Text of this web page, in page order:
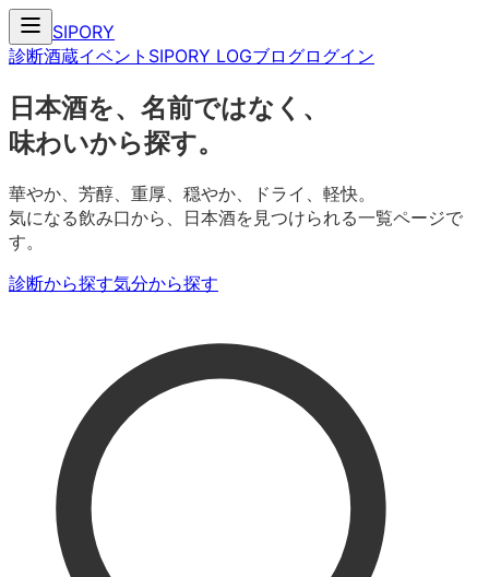
SIPORY
診断酒蔵イベント SIPORY LOGブログログイン
日本酒を、名前ではなく、
味わいから探す。
華やか、芳醇、重厚、穏やか、ドライ、軽快。
気になる飲み口から、日本酒を見つけられる一覧ページで
す。
診断から探す気分から探す